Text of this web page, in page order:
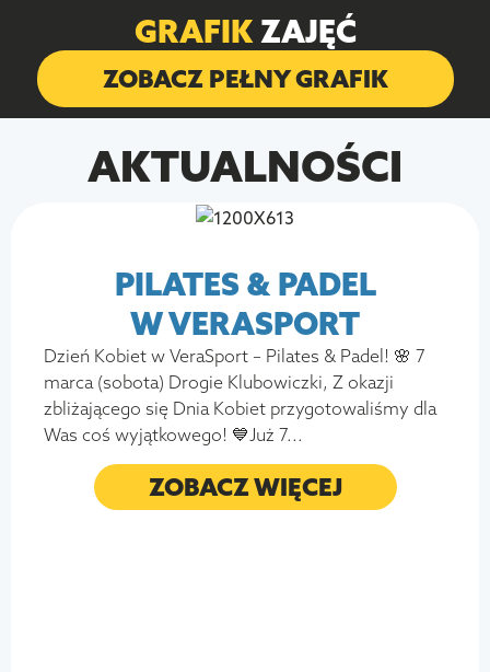
GRAFIKZAJĘĆ
ZOBACZ PEŁNY GRAFIK
AKTUALNOŚCI
PILATES & PADEL
W VERASPORT
Dzień Kobiet w VeraSport – Pilates & Padel! 🌸 7
marca (sobota) Drogie Klubowiczki, Z okazji
zbliżającego się Dnia Kobiet przygotowaliśmy dla
Was coś wyjątkowego! 💙Już 7...
ZOBACZ WIĘCEJ